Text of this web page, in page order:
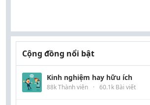
Cộng đồng nổi bật
Kinh nghiệm hay hữu ích
88k Thành viên · 60.1k Bài viết